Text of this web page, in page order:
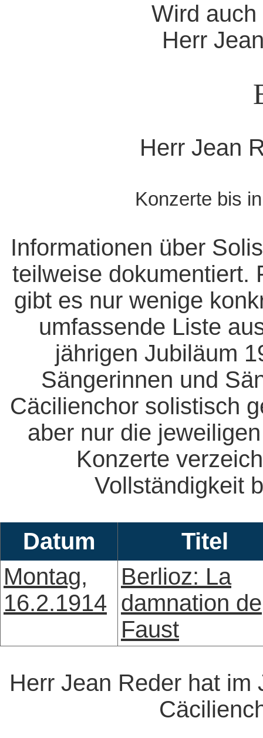
Wird
Herr
Herr Jean
Konzerte bis
Informationen über
teilweise dokumentiert.
gibt es nur wenige
umfassende Liste
jährigen Jubiläum
Sängerinnen und
Cäcilienchor solistisch
aber nur die
Konzerte
Vollständigkeit
Datum
Titel
Montag,
16.2.1914
Berlioz: La
damnation de
Faust
Herr Jean Reder hat